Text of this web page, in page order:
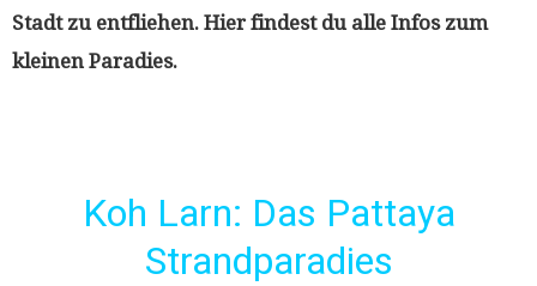
Stadt zu entfliehen. Hier findest du alle Infos zum
kleinen Paradies.
Koh Larn: Das Pattaya
Strandparadies